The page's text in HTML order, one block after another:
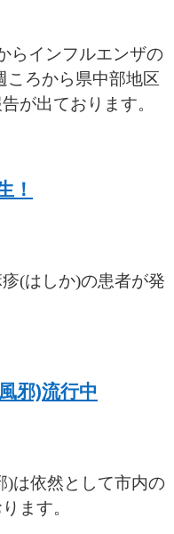
らインフルエンザの
ころから県中部地区
が出ております。
！
(はしか)の患者が発
邪)流行中
)は依然として市内の
ます。